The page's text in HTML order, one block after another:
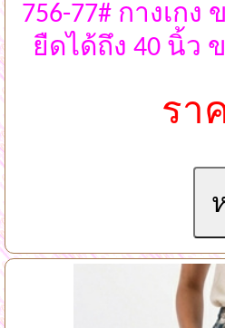
756-77# กางเกง
ยืดได้ถึง 40 นิ้ว
รา